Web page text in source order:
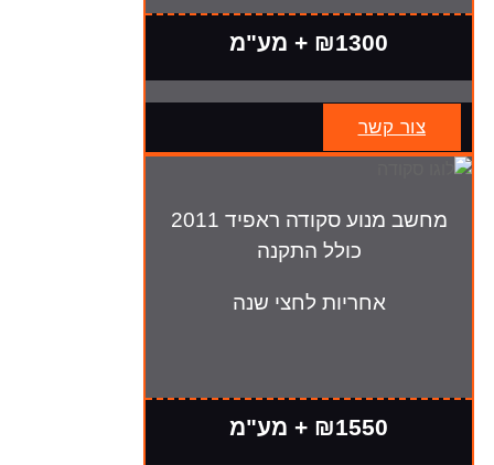
₪1300 + מע"מ
צור קשר
מחשב מנוע סקודה ראפיד 2011
כולל התקנה
אחריות לחצי שנה
₪1550 + מע"מ